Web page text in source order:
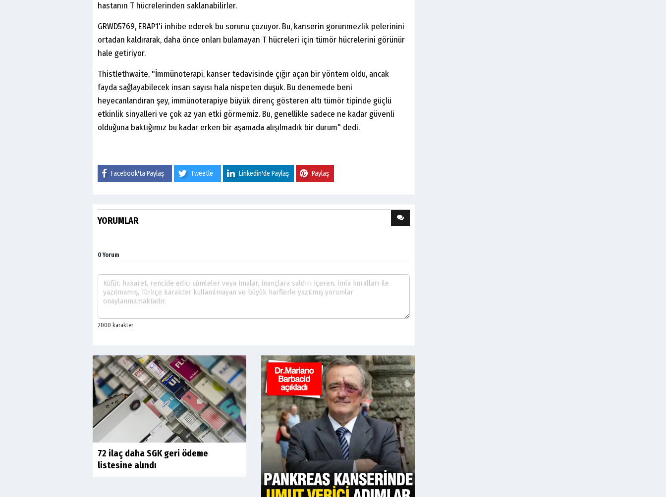
hastanın T hücrelerinden saklanabilirler.
GRWD5769, ERAP1'i inhibe ederek bu sorunu çözüyor. Bu, kanserin görünmezlik pelerinini
ortadan kaldırarak, daha önce onları bulamayan T hücreleri için tümör hücrelerini görünür
hale getiriyor.
Thistlethwaite, "İmmünoterapi, kanser tedavisinde çığır açan bir yöntem oldu, ancak
fayda sağlayabilecek insan sayısı hala nispeten düşük. Bu denemede beni
heyecanlandıran şey, immünoterapiye büyük direnç gösteren altı tümör tipinde güçlü
etkinlik sinyalleri ve çok az yan etki görmemiz. Bu, genellikle sadece ne kadar güvenli
olduğuna baktığımız bu kadar erken bir aşamada alışılmadık bir durum" dedi.
Facebook'ta Paylaş Tweetle Linkedin'de Paylaş Paylaş
YORUMLAR
0 Yorum
72 ilaç daha SGK geri ödeme
listesine alındı